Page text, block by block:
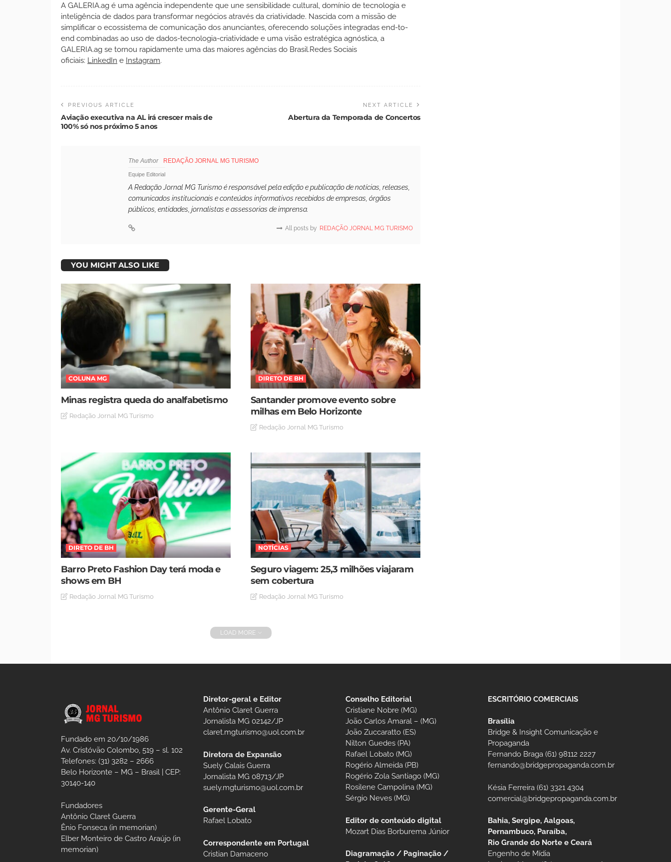
A GALERIA.ag é uma agência independente que une sensibilidade cultural, domínio de tecnologia e
inteligência de dados para transformar negócios através da criatividade. Nascida com a missão de
simplificar o ecossistema de comunicação dos anunciantes, oferecendo soluções integradas end-to-
end combinadas ao uso de dados-tecnologia-criatividade e uma visão estratégica agnóstica, a
GALERIA.ag se tornou rapidamente uma das maiores agências do Brasil.Redes Sociais
oficiais: LinkedIn e Instagram.
PREVIOUS ARTICLE
Aviação executiva na AL irá crescer mais de
100% só nos próximo 5 anos
NEXT ARTICLE
Abertura da Temporada de Concertos
The Author REDAÇÃO JORNAL MG TURISMO
Equipe Editorial
A Redação Jornal MG Turismo é responsável pela edição e publicação de notícias, releases,
comunicados institucionais e conteúdos informativos recebidos de empresas, órgãos
públicos, entidades, jornalistas e assessorias de imprensa.
All posts by REDAÇÃO JORNAL MG TURISMO
YOU MIGHT ALSO LIKE
COLUNA MG
Minas registra queda do analfabetismo
Redação Jornal MG Turismo
DIRETO DE BH
Santander promove evento sobre
milhas em Belo Horizonte
Redação Jornal MG Turismo
DIRETO DE BH
Barro Preto Fashion Day terá moda e
shows em BH
Redação Jornal MG Turismo
NOTÍCIAS
Seguro viagem: 25,3 milhões viajaram
sem cobertura
Redação Jornal MG Turismo
LOAD MORE
Fundado em 20/10/1986
Av. Cristóvão Colombo, 519 – sl. 102
Telefones: (31) 3282 – 2666
Belo Horizonte – MG – Brasil | CEP:
30140-140
Fundadores
Antônio Claret Guerra
Ênio Fonseca (in memorian)
Elber Monteiro de Castro Araújo (in
memorian)
Diretor-geral e Editor
Antônio Claret Guerra
Jornalista MG 02142/JP
claret.mgturismo@uol.com.br
Diretora de Expansão
Suely Calais Guerra
Jornalista MG 08713/JP
suely.mgturismo@uol.com.br
Gerente-Geral
Rafael Lobato
Correspondente em Portugal
Cristian Damaceno
Conselho Editorial
Cristiane Nobre (MG)
João Carlos Amaral – (MG)
João Zuccaratto (ES)
Nilton Guedes (PA)
Rafael Lobato (MG)
Rogério Almeida (PB)
Rogério Zola Santiago (MG)
Rosilene Campolina (MG)
Sérgio Neves (MG)
Editor de conteúdo digital
Mozart Dias Borburema Júnior
Diagramação / Paginação /
ESCRITÓRIO COMERCIAIS
Brasília
Bridge & Insight Comunicação e
Propaganda
Fernando Braga (61) 98112 2227
fernando@bridgepropaganda.com.br
Késia Ferreira (61) 3321 4304
comercial@bridgepropaganda.com.br
Bahia, Sergipe, Aalgoas,
Pernambuco, Paraíba,
Rio Grande do Norte e Ceará
Engenho de Mídia